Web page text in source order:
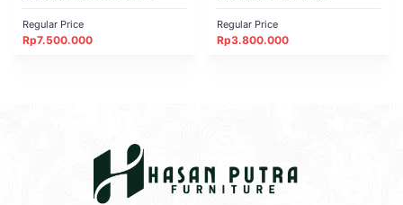
Regular Price
Rp7.500.000
Regular Price
Rp3.800.000